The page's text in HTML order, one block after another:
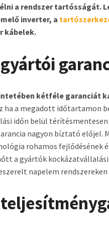
a rendszer tartósságát.
inverter, a
kábelek.
kétféle garanciát
ha a megadott időtartamon
időn belül térítésmentesen
nagyon bíztató előjel.
rohamos
a gyártók
napelem rendszereken